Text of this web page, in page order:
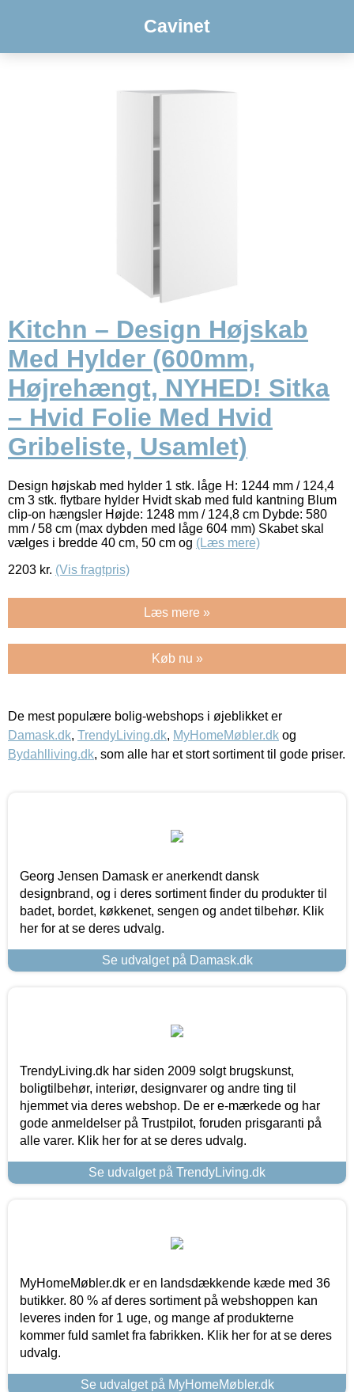
Cavinet
Kitchn – Design Højskab
Med Hylder (600mm,
Højrehængt, NYHED! Sitka
– Hvid Folie Med Hvid
Gribeliste, Usamlet)
Design højskab med hylder 1 stk. låge H: 1244 mm / 124,4
cm 3 stk. flytbare hylder Hvidt skab med fuld kantning Blum
clip-on hængsler Højde: 1248 mm / 124,8 cm Dybde: 580
mm / 58 cm (max dybden med låge 604 mm) Skabet skal
vælges i bredde 40 cm, 50 cm og (Læs mere)
2203 kr. (Vis fragtpris)
Læs mere »
Køb nu »
De mest populære bolig-webshops i øjeblikket er
Damask.dk, TrendyLiving.dk, MyHomeMøbler.dk og
Bydahlliving.dk, som alle har et stort sortiment til gode priser.
Georg Jensen Damask er anerkendt dansk
designbrand, og i deres sortiment finder du produkter til
badet, bordet, køkkenet, sengen og andet tilbehør. Klik
her for at se deres udvalg.
Se udvalget på Damask.dk
TrendyLiving.dk har siden 2009 solgt brugskunst,
boligtilbehør, interiør, designvarer og andre ting til
hjemmet via deres webshop. De er e-mærkede og har
gode anmeldelser på Trustpilot, foruden prisgaranti på
alle varer. Klik her for at se deres udvalg.
Se udvalget på TrendyLiving.dk
MyHomeMøbler.dk er en landsdækkende kæde med 36
butikker. 80 % af deres sortiment på webshoppen kan
leveres inden for 1 uge, og mange af produkterne
kommer fuld samlet fra fabrikken. Klik her for at se deres
udvalg.
Se udvalget på MyHomeMøbler.dk